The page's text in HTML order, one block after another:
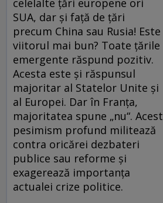
SUA, dar şi faţă de ţări
precum China sau Rusia! Este
viitorul mai bun? Toate ţările
emergente răspund pozitiv.
Acesta este şi răspunsul
majoritar al Statelor Unite şi
al Europei. Dar în Franţa,
majoritatea spune „nu“. Acest
pesimism profund militează
contra oricărei dezbateri
publice sau reforme şi
exagerează importanţa
actualei crize politice.